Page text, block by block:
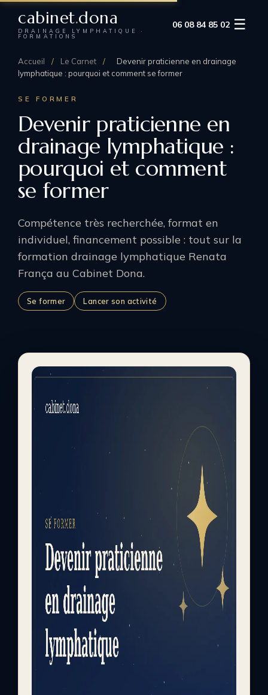
cabinet.dona
DRAINAGE LYMPHATIQUE ·
FORMATIONS
06 08 84 85 02 ☰
Accueil / Le Carnet /
Devenir praticienne en drainage
lymphatique : pourquoi et comment se former
SE FORMER
Devenir praticienne en
drainage lymphatique :
pourquoi et comment
se former
Compétence très recherchée, format en
individuel, financement possible : tout sur la
formation drainage lymphatique Renata
França au Cabinet Dona.
Se former Lancer son activité